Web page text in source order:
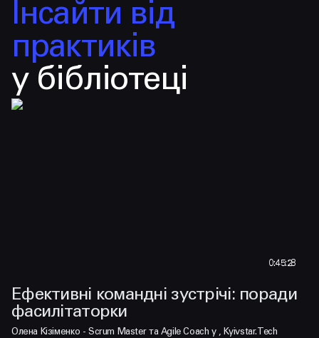
Інсайти від
практиків
у бібліотеці
0:45:28
Переглянути тизер
Ефективні командні зустрічі: поради
фасилітаторки
Олена Кізіменко - Scrum Master та Agile Coach у , Kyivstar.Tech